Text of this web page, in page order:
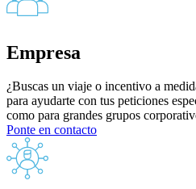
Empresa
¿Buscas un viaje o incentivo a
para ayudarte con tus peticiones
como para grandes grupos
Ponte en contacto